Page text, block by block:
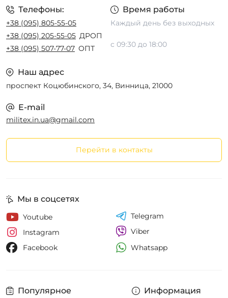
Телефоны:
+38 (095) 805-55-05
+38 (095) 205-55-05 ДРОП
+38 (095) 507-77-07 ОПТ
Время работы
Каждый день без выходных
с 09:30 до 18:00
Наш адрес
проспект Коцюбинского, 34, Винница, 21000
E-mail
militex.in.ua@gmail.com
Перейти в контакты
Популярное Информация
Мы в соцсетях
Youtube
Instagram
Facebook
Telegram
Viber
Whatsapp